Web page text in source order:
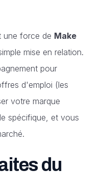
une force de Make
mise en relation.
pour
d'emploi (les
votre marque
spécifique, et vous
du